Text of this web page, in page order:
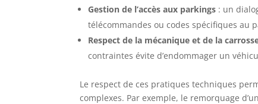
Gestion de l’accès aux parkings : un
télécommandes ou codes spécifiques au
Respect de la mécanique et de la
contraintes évite d’endommager un
Le respect de ces pratiques techniques
complexes. Par exemple, le remorquage